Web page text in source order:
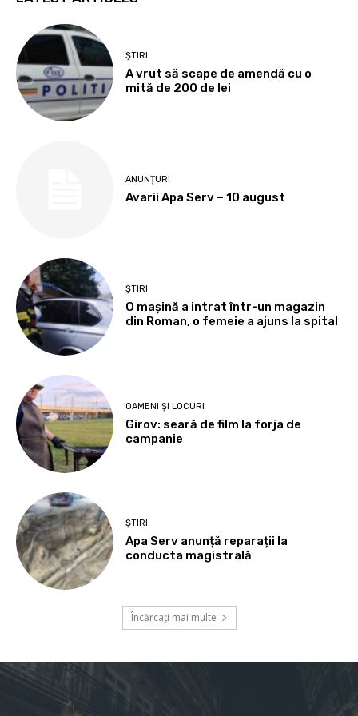
ȘTIRI
A vrut să scape de amendă cu o
mită de 200 de lei
ANUNȚURI
Avarii Apa Serv – 10 august
ȘTIRI
O mașină a intrat într-un magazin
din Roman, o femeie a ajuns la spital
OAMENI ȘI LOCURI
Girov: seară de film la forja de
campanie
ȘTIRI
Apa Serv anunță reparații la
conducta magistrală
Încărcați mai multe